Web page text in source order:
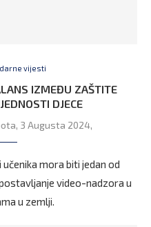
vijesti
IZMEĐU ZAŠTITE
DJECE
3 Augusta 2024,
mora biti jedan od
video-nadzora u
u zemlji.